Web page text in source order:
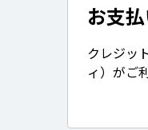
お支
クレジッ
ィ）がご